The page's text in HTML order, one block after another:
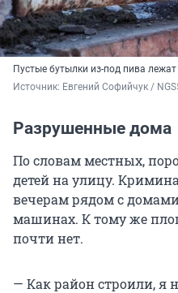
Пустые бутылки из-под пива лежат
Источник: Евгений Софийчук /
Разрушенные дома
По словам местных,
детей на улицу.
вечерам рядом с
машинах. К тому же
почти нет.
— Как район строили, я